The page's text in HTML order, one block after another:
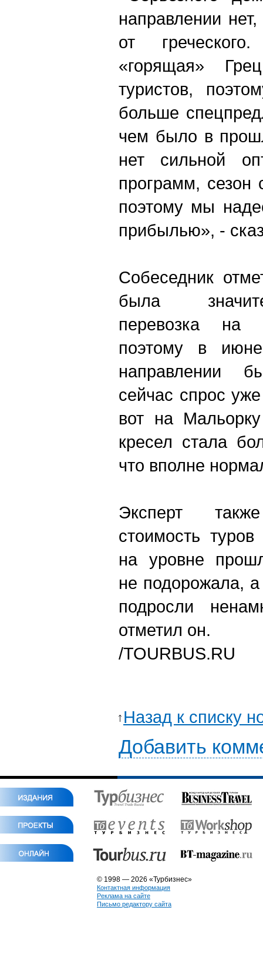
направлении
от
«горящая»
туристов,
больше
чем было в
нет сильной
программ, сезон
поэтому мы
прибылью», -
Собеседник
была
перевозка на
поэтому в
направлении
сейчас спрос
вот на
кресел стала
что вполне
Эксперт
стоимость
на уровне
не подорожала,
подросли
отметил он.
/TOURBUS.RU
Назад к списку
Добавить
© 1998 — 2026 «Турбизнес»
Контактная информация
Реклама на сайте
Письмо редактору сайта